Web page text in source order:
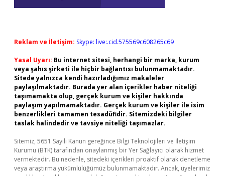
Reklam ve İletişim: Skype: live:.cid.575569c608265c69
Yasal Uyarı: Bu internet sitesi, herhangi bir marka, kurum
veya şahıs şirketi ile hiçbir bağlantısı bulunmamaktadır.
Sitede yalnızca kendi hazırladığımız makaleler
paylaşılmaktadır. Burada yer alan içerikler haber niteliği
taşımamakta olup, gerçek kurum ve kişiler hakkında
paylaşım yapılmamaktadır. Gerçek kurum ve kişiler ile isim
benzerlikleri tamamen tesadüfidir. Sitemizdeki bilgiler
taslak halindedir ve tavsiye niteliği taşımazlar.
Sitemiz, 5651 Sayılı Kanun gereğince Bilgi Teknolojileri ve İletişim
Kurumu (BTK) tarafından onaylanmış bir Yer Sağlayıcı olarak hizmet
vermektedir. Bu nedenle, sitedeki içerikleri proaktif olarak denetleme
veya araştırma yükümlülüğümüz bulunmamaktadır. Ancak, üyelerimiz